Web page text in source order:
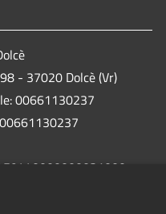
- 37020 Dolcè (Vr)
00661130237